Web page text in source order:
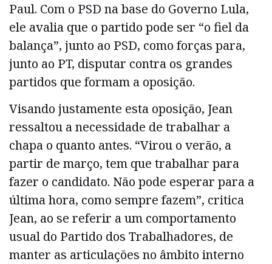
Paul. Com o PSD na base do Governo Lula,
ele avalia que o partido pode ser “o fiel da
balança”, junto ao PSD, como forças para,
junto ao PT, disputar contra os grandes
partidos que formam a oposição.
Visando justamente esta oposição, Jean
ressaltou a necessidade de trabalhar a
chapa o quanto antes. “Virou o verão, a
partir de março, tem que trabalhar para
fazer o candidato. Não pode esperar para a
última hora, como sempre fazem”, critica
Jean, ao se referir a um comportamento
usual do Partido dos Trabalhadores, de
manter as articulações no âmbito interno